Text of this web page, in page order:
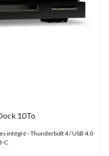
10To
intégré - Thunderbolt 4 / USB 4.0
C